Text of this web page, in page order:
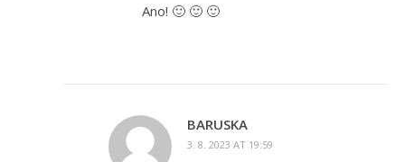
Ano! 🙂 🙂 🙂
BARUSKA
3. 8. 2023 AT 19:59